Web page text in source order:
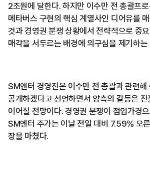
2조원에 달한다. 하지만 이수만 전 총괄프
메타버스 구현의 핵심 계열사인 디어유를
것과 경영권 분쟁 상황에서 전략적으로 중
매각을 서두르는 배경에 의구심을 제기하는
SM엔터 경영진은 이수만 전 총괄과 관련해
공개하겠다고 선언하면서 양측의 갈등은
이어질 전망이다. 경영권 분쟁이 점입가경
SM엔터 주가는 이날 전일 대비 7.59% 오
장을 마쳤다.